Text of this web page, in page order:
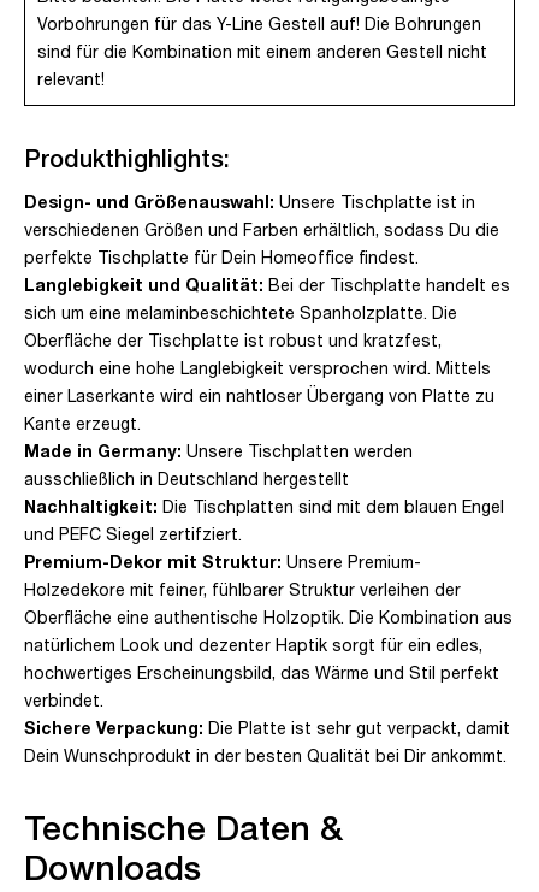
Vorbohrungen für das Y-Line Gestell auf! Die Bohrungen
sind für die Kombination mit einem anderen Gestell nicht
relevant!
Produkthighlights:
Design- und Größenauswahl: Unsere Tischplatte ist in
verschiedenen Größen und Farben erhältlich, sodass Du die
perfekte Tischplatte für Dein Homeoffice findest.
Langlebigkeit und Qualität: Bei der Tischplatte handelt es
sich um eine melaminbeschichtete Spanholzplatte. Die
Oberfläche der Tischplatte ist robust und kratzfest,
wodurch eine hohe Langlebigkeit versprochen wird. Mittels
einer Laserkante wird ein nahtloser Übergang von Platte zu
Kante erzeugt.
Made in Germany: Unsere Tischplatten werden
ausschließlich in Deutschland hergestellt
Nachhaltigkeit: Die Tischplatten sind mit dem blauen Engel
und PEFC Siegel zertifziert.
Premium-Dekor mit Struktur: Unsere Premium-
Holzedekore mit feiner, fühlbarer Struktur verleihen der
Oberfläche eine authentische Holzoptik. Die Kombination aus
natürlichem Look und dezenter Haptik sorgt für ein edles,
hochwertiges Erscheinungsbild, das Wärme und Stil perfekt
verbindet.
Sichere Verpackung: Die Platte ist sehr gut verpackt, damit
Dein Wunschprodukt in der besten Qualität bei Dir ankommt.
Technische Daten &
Downloads